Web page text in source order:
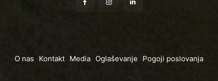
O nas Kontakt Media Oglaševanje Pogoji poslovanja